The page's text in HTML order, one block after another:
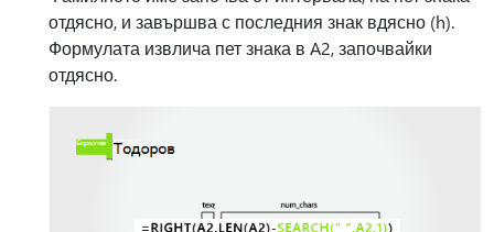
отдясно, и завършва с последния знак вдясно (h).
Формулата извлича пет знака в A2, започвайки
отдясно.